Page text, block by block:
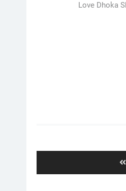
Love Dhoka